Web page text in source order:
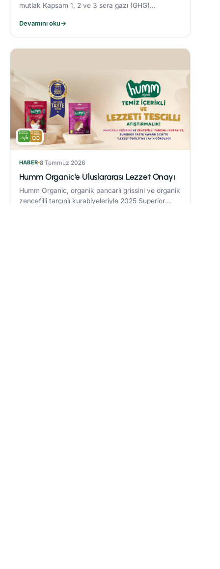
mutlak Kapsam 1, 2 ve 3 sera gazı (GHG)
etmektedir.
Devamını oku→
HABER 8 Temmuz 2026
Humm Organic'e Uluslararası Lezzet Onayı
Humm Organic, organik pancarlı grissini ve organik
zencefilli tarçınlı kurabiyeleriyle 2025 Superior